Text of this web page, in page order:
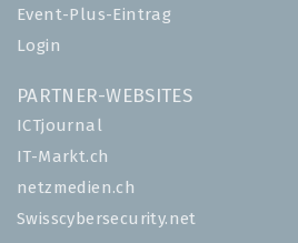
Event-Plus-Eintrag
Login
PARTNER-WEBSITES
ICTjournal
IT-Markt.ch
netzmedien.ch
Swisscybersecurity.net